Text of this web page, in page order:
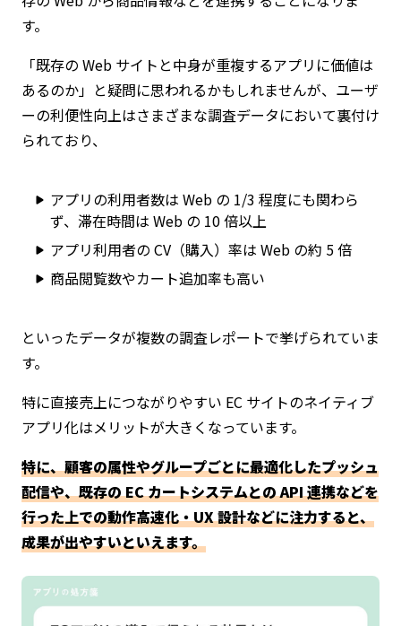
す。
「既存の Web サイトと中身が重複するアプリに価値は
あるのか」と疑問に思われるかもしれませんが、ユーザ
ーの利便性向上はさまざまな調査データにおいて裏付け
られており、
アプリの利用者数は Web の 1/3 程度にも関わら
ず、滞在時間は Web の 10 倍以上
アプリ利用者の CV（購入）率は Web の約 5 倍
商品閲覧数やカート追加率も高い
といったデータが複数の調査レポートで挙げられていま
す。
特に直接売上につながりやすい EC サイトのネイティブ
アプリ化はメリットが大きくなっています。
特に、顧客の属性やグループごとに最適化したプッシュ
配信や、既存の EC カートシステムとの API 連携などを
行った上での動作高速化・UX 設計などに注力すると、
成果が出やすいといえます。